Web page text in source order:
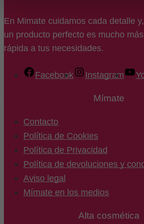
En Mimate cuidamos cada detalle
un producto perfecto es mucho
rápida a tus necesidades.
Facebook Instagram
Mímate
Contacto
Política de Cookies
Política de Privacidad
Política de devoluciones y
Aviso legal
Mímate en los medios
Alta cosmética